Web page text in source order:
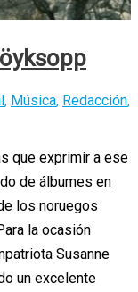
, Música, Redacción,
que exprimir a ese
de álbumes en
los noruegos
la ocasión
Susanne
un excelente